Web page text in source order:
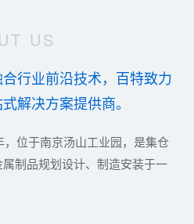
US
行业前沿技术，百特致力
解决方案提供商。
位于南京汤山工业园，是集仓
制品规划设计、制造安装于一